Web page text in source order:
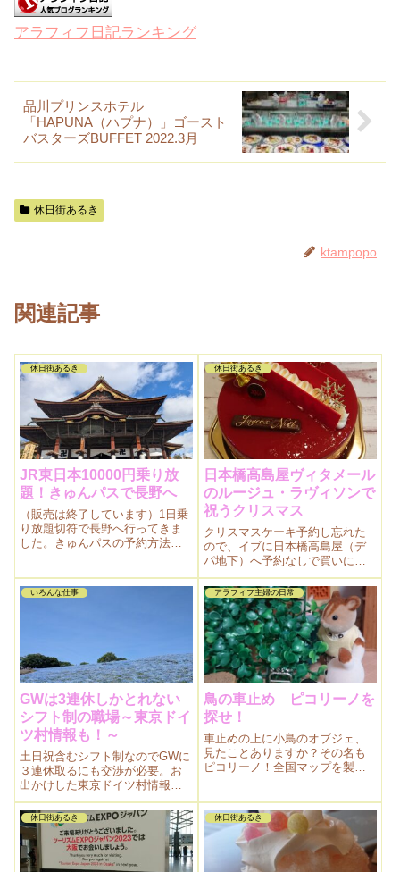
アラフィフ日記ランキング
品川プリンスホテル
「HAPUNA（ハプナ）」ゴースト
バスターズBUFFET 2022.3月
休日街あるき
ktampopo
関連記事
休日街あるき
JR東日本10000円乗り放
題！きゅんパスで長野へ
（販売は終了しています）1日乗
り放題切符で長野へ行ってきま
した。きゅんパスの予約方法、
休日街あるき
日本橋高島屋ヴィタメール
のルージュ・ラヴィソンで
祝うクリスマス
クリスマスケーキ予約し忘れた
ので、イブに日本橋高島屋（デ
パ地下）へ予約なしで買いにい
きました。混み具合が心配。14
時、ケーキはまだ売ってい
る？？
いろんな仕事
GWは3連休しかとれない
シフト制の職場～東京ドイ
ツ村情報も！～
土日祝含むシフト制なのでGWに
３連休取るにも交渉が必要。お
出かけした東京ドイツ村情報も
あります。
アラフィフ主婦の日常
鳥の車止め ピコリーノを
探せ！
車止めの上に小鳥のオブジェ、
見たことありますか？その名も
ピコリーノ！全国マップを製造
介されました。ピコリーノのガ
チャもあり、やっと入手。撮影
も楽しかったです。
休日街あるき 休日街あるき